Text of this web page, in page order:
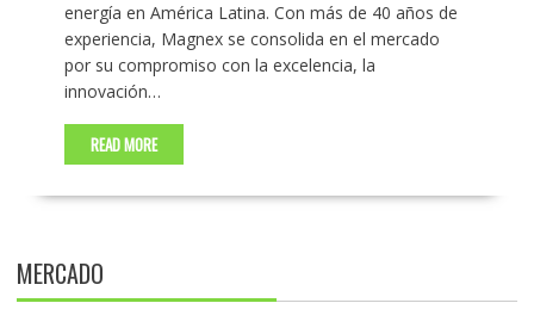
energía en América Latina. Con más de 40 años de
experiencia, Magnex se consolida en el mercado
por su compromiso con la excelencia, la
innovación…
READ MORE
MERCADO